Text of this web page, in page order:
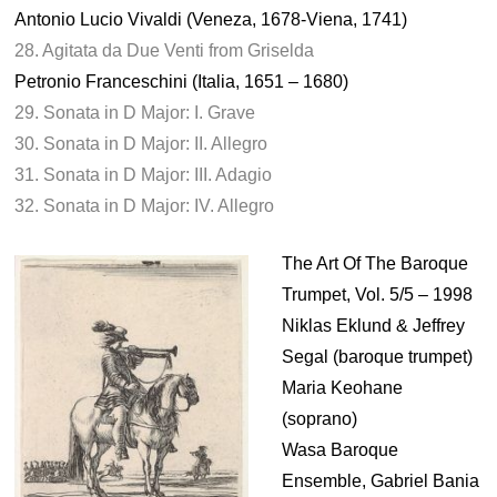
Antonio Lucio Vivaldi (Veneza, 1678-Viena, 1741)
28. Agitata da Due Venti from Griselda
Petronio Franceschini (Italia, 1651 – 1680)
29. Sonata in D Major: I. Grave
30. Sonata in D Major: II. Allegro
31. Sonata in D Major: III. Adagio
32. Sonata in D Major: IV. Allegro
The Art Of The Baroque
Trumpet, Vol. 5/5 – 1998
Niklas Eklund & Jeffrey
Segal (baroque trumpet)
Maria Keohane
(soprano)
Wasa Baroque
Ensemble, Gabriel Bania